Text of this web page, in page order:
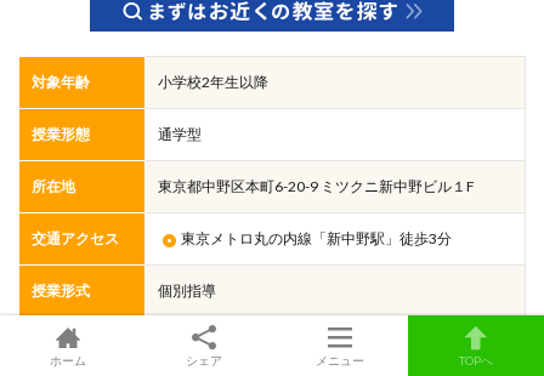
対象年齢 小学校2年生以降
授業形態 通学型
所在地 東京都中野区本町6-20-9 ミツクニ新中野ビル１F
交通アクセス 東京メトロ丸の内線「新中野駅」徒歩3分
授業形式 個別指導
カリキュラム
（学習内容）
if,ループ,乱数,変数などの計32ものプログラミング概
念を全420レッスンを通じて学習
ホーム シェア メニュー TOPへ